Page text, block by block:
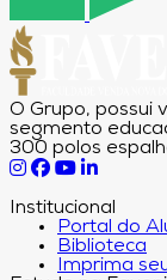
O Grupo, possui
segmento
300 polos
Institucional
Portal do
Biblioteca
Imprima